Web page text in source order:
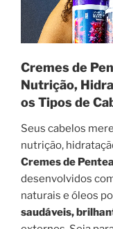
Cremes de
Nutrição,
os Tipos de
Seus cabelos
nutrição,
Cremes de
desenvolvidos
naturais e óleos
saudáveis,